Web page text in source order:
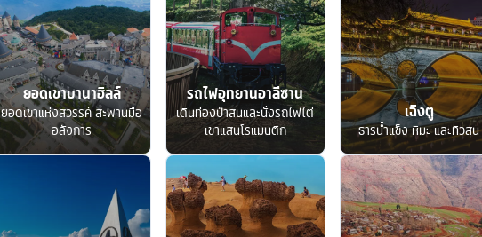
ยอดเขาบานาฮิลล์
ยอดเขาแห่งสวรรค์ สะพานมือ
อลังการ
รถไฟอุทยานอาลีซาน
เดินท่องป่าสนและนั่งรถไฟไต่
เขาแสนโรแมนติก
เฉิงตู
ธารน้ำแข็ง หิมะ และทิวสน